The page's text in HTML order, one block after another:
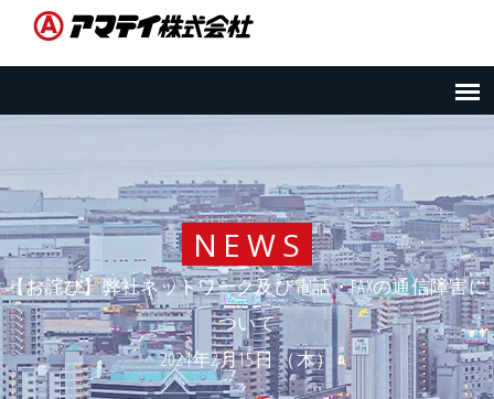
NEWS
【お詫び】弊社ネットワーク及び電話・FAXの通信障害に
ついて
2024年2月15日 （木）